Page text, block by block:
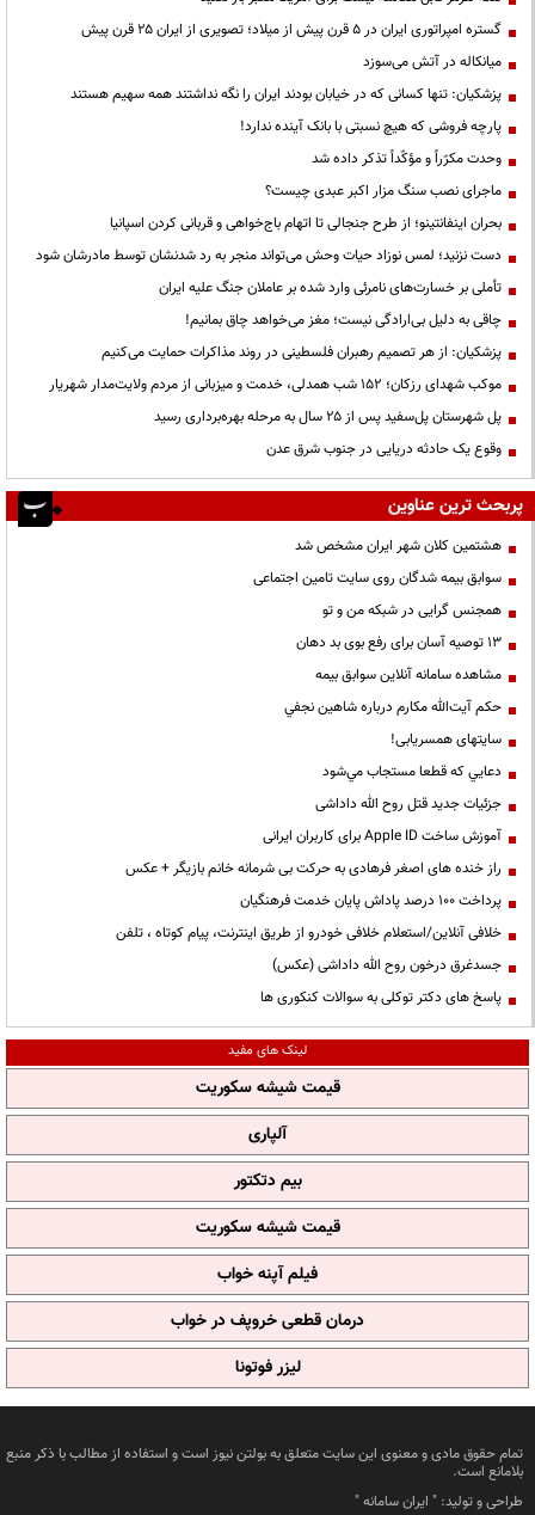
گستره امپراتوری ایران در ۵ قرن پیش از میلاد؛ تصویری از ایران ۲۵ قرن پیش
میانکاله در آتش می‌سوزد
پزشکیان: تنها کسانی که در خیابان بودند ایران را نگه نداشتند همه سهیم هستند
پارچه فروشی که هیچ نسبتی با بانک آینده ندارد!
وحدت مکرّراً و مؤکّداً تذکر داده شد
ماجرای نصب سنگ مزار اکبر عبدی چیست؟
بحران اینفانتینو؛ از طرح جنجالی تا اتهام باج‌خواهی و قربانی کردن اسپانیا
دست نزنید؛ لمس نوزاد حیات وحش می‌تواند منجر به رد شدنشان توسط مادرشان شود
تأملی بر خسارت‌های نامرئی وارد شده بر عاملان جنگ علیه ایران
چاقی به دلیل بی‌ارادگی نیست؛ مغز می‌خواهد چاق بمانیم!
پزشکیان: از هر تصمیم رهبران فلسطینی در روند مذاکرات حمایت می‌کنیم
موکب شهدای رزکان؛ ۱۵۲ شب همدلی، خدمت و میزبانی از مردم ولایت‌مدار شهریار
پل شهرستان پل‌سفید پس از ۲۵ سال به مرحله بهره‌برداری رسید
وقوع یک حادثه دریایی در جنوب شرق عدن
پربحث ترین عناوین
هشتمین کلان شهر ایران مشخص شد
سوابق بیمه شدگان روی سایت تامین اجتماعی
همجنس گرایی در شبکه من و تو
13 توصیه آسان برای رفع بوی بد دهان
مشاهده سامانه آنلاين سوابق بیمه
حكم آيت‌الله مكارم درباره شاهين نجفي
سایتهای همسریابی!
دعايي كه قطعا مستجاب مي‌شود
جزئیات جدید قتل روح الله داداشی
آموزش ساخت Apple ID برای کاربران ایرانی
راز خنده های اصغر فرهادی به حرکت بی شرمانه خانم بازیگر + عکس
پرداخت ۱۰۰ درصد پاداش پایان خدمت فرهنگیان
خلافی آنلاین/استعلام خلافی خودرو از طریق اینترنت، پیام کوتاه ، تلفن
جسدغرق درخون روح الله داداشی (عکس)
پاسخ های دکتر توکلی به سوالات کنکوری ها
لینک های مفید
قیمت شیشه سکوریت
آلپاری
بیم دتکتور
قیمت شیشه سکوریت
فیلم آپنه خواب
درمان قطعی خروپف در خواب
لیزر فوتونا
تمام حقوق مادی و معنوی این سایت متعلق به بولتن نیوز است و استفاده از مطالب با ذکر منبع
بلامانع است.
طراحی و تولید: " ایران سامانه"